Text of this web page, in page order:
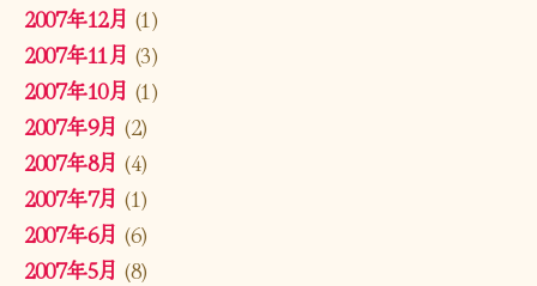
2007年12月 (1)
2007年11月 (3)
2007年10月 (1)
2007年9月 (2)
2007年8月 (4)
2007年7月 (1)
2007年6月 (6)
2007年5月 (8)